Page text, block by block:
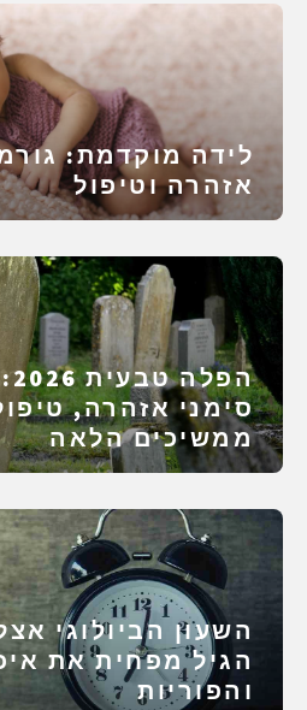
לידה מוקדמת:
אזהרה וטיפול
סימני אזהרה,
ממשיכים הלאה
השעון הביולוגי
הגיל מפחית את
והפוריות